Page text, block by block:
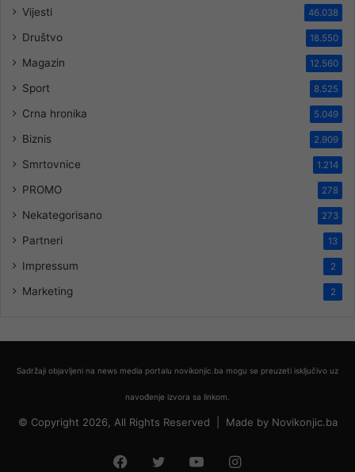
Vijesti 46.038
Društvo 18.550
Magazin 12.560
Sport 8.525
Crna hronika 5.049
Biznis 2.909
Smrtovnice 1.214
PROMO 278
Nekategorisano 273
Partneri 13
Impressum 2
Marketing 2
Sadržaji objavljeni na news media portalu novikonjic.ba mogu se preuzeti isključivo uz
navođenje izvora sa linkom.
© Copyright 2026, All Rights Reserved | Made by Novikonjic.ba
Facebook
Twitter YouTubeInstagram